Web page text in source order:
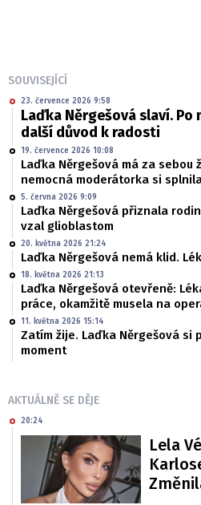
SOUVISEJÍCÍ
23. července 2026 9:58
Laďka Něrgešová slaví. Po
další důvod k radosti
19. července 2026 10:08
Laďka Něrgešová má za sebou
nemocná moderátorka si
5. června 2026 9:09
Laďka Něrgešová přiznala
vzal glioblastom
20. května 2026 21:24
Laďka Něrgešová nemá klid.
18. května 2026 21:13
Laďka Něrgešová otevřeně:
práce, okamžitě musela na
11. května 2026 15:14
Zatím žije. Laďka Něrgešová si
moment
AKTUÁLNĚ SE DĚJE
20:24
Lela